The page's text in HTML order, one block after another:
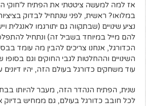
אז למה למעשה ציטטתי את הפתיח
במלואו? ראשית, לפני שנתחיל לבדוק
להם מייל במיוחד בשביל זה) ונתחיל
הכדורגל, אנחנו צריכים להבין מה עומד
השינויים וההחלטות לגבי החוקים וגם
עוד משחקים כדורגל בעולם הזה, יהיו דיונים
שנית, הפתיח הנהדר הזה, מעבר להיותו
לכל חובב כדורגל בעולם, גם ממחיש בדיוק